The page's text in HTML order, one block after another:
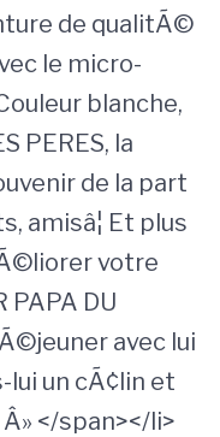
de qualitÃ©
le micro-
blanche,
PERES, la
de la part
Et plus
votre
PAPA DU
avec lui
lui un cÃ¢lin et
Â» </span></li>